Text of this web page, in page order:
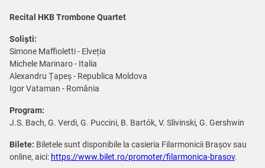
Recital HKB Trombone Quartet
Soliști:
Simone Maffioletti - Elveția
Michele Marinaro - Italia
Alexandru Țapeș - Republica Moldova
Igor Vataman - România
Program:
J.S. Bach, G. Verdi, G. Puccini, B. Bartók, V. Slivinski, G. Gershwin
Bilete: Biletele sunt disponibile la casieria Filarmonicii Brașov sau
online, aici: https://www.bilet.ro/promoter/filarmonica-brasov.